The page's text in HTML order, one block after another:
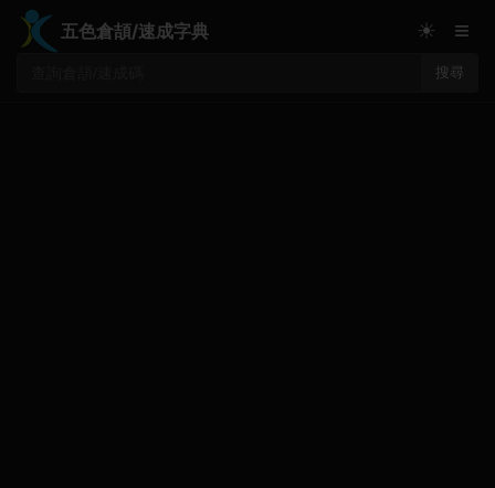
五色倉頡/速成字典
搜尋
☀ ≡